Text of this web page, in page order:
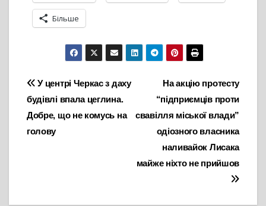
Більше
Навігація
записів
На акцію протесту
“підприємців проти
свавілля міської влади”
одіозного власника
наливайок Лисака
майже ніхто не прийшов
У центрі Черкас з даху
будівлі впала цеглина.
Добре, що не комусь на
голову